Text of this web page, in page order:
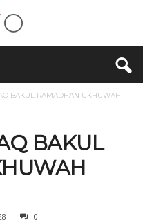
BAKUL RAMADHAN UKHUWAH
BAKUL
0